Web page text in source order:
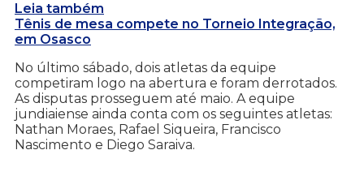
Leia também
Tênis de mesa compete no Torneio Integração,
em Osasco
No último sábado, dois atletas da equipe
competiram logo na abertura e foram derrotados.
As disputas prosseguem até maio. A equipe
jundiaiense ainda conta com os seguintes atletas:
Nathan Moraes, Rafael Siqueira, Francisco
Nascimento e Diego Saraiva.